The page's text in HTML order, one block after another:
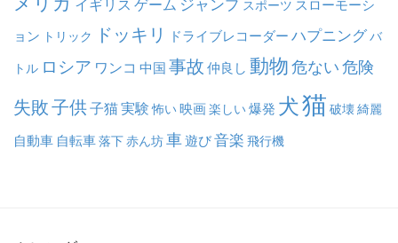
イギリス ゲーム ジャンプ スポーツ スローモーシ
ョン トリック ドッキリ ドライブレコーダー ハプニング バ
トル ロシア ワンコ 中国 事故 仲良し 動物 危ない 危険
失敗子供子猫実験 怖い映画楽しい爆発 犬猫 破壊綺麗
自動車 自転車落下赤ん坊車遊び音楽 飛行機